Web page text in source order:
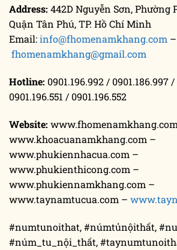
Address: 442D Nguyễn Sơn, Phường
Quận Tân Phú, TP. Hồ Chí Minh
Email:info@fhomenamkhang.com –
fhomenamkhang@gmail.com
Hotline: 0901.196.992 / 0901.186.997
0901.196.551 / 0901.196.552
Website:
www.khoacuanamkhang.com –
www.phukiennhacua.com –
www.phukienthicong.com –
www.phukiennamkhang.com –
www.taynamtucua.com –
#numtunoithat, #númtủnộithất,
#núm_tu_nội_thất,